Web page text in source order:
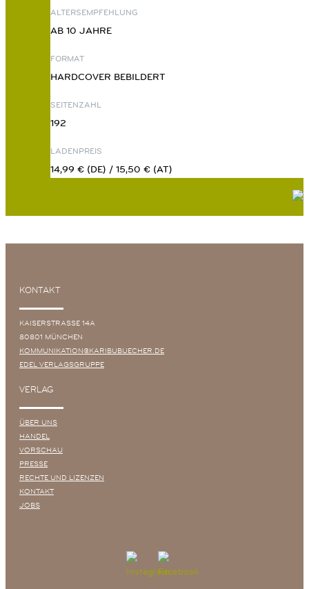
ALTERSEMPFEHLUNG
AB 10 JAHRE
FORMAT
HARDCOVER BEBILDERT
SEITENZAHL
192
LADENPREIS
14,99 € (DE) / 15,50 € (AT)
KONTAKT
KAISERSTRASSE 14A
80801 MÜNCHEN
KOMMUNIKATION@KARIBUBUECHER.DE
EDEL VERLAGSGRUPPE
VERLAG
ÜBER UNS
HANDEL
VORSCHAU
PRESSE
RECHTE UND LIZENZEN
KONTAKT
JOBS